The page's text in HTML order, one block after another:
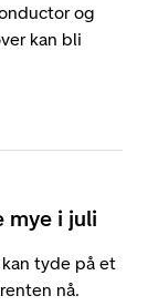
og
kan bli
mye i juli
tyde på et
nå.